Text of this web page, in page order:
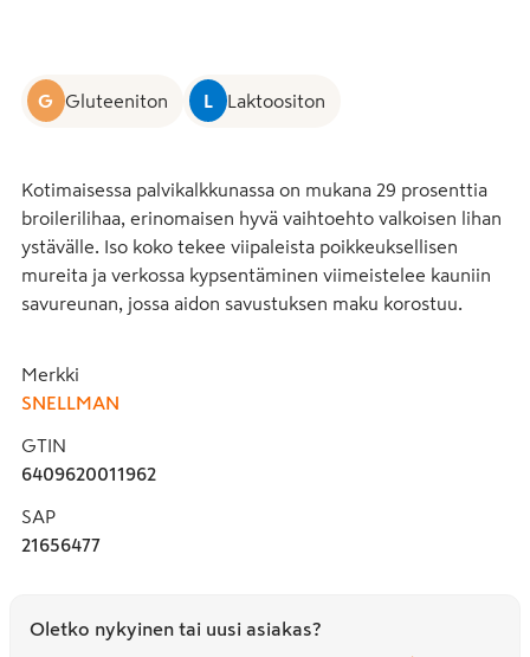
G Gluteeniton L Laktoositon
Kotimaisessa palvikalkkunassa on mukana 29 prosenttia
broilerilihaa, erinomaisen hyvä vaihtoehto valkoisen lihan
ystävälle. Iso koko tekee viipaleista poikkeuksellisen
mureita ja verkossa kypsentäminen viimeistelee kauniin
savureunan, jossa aidon savustuksen maku korostuu.
Merkki
SNELLMAN
GTIN
6409620011962
SAP
21656477
Oletko nykyinen tai uusi asiakas?